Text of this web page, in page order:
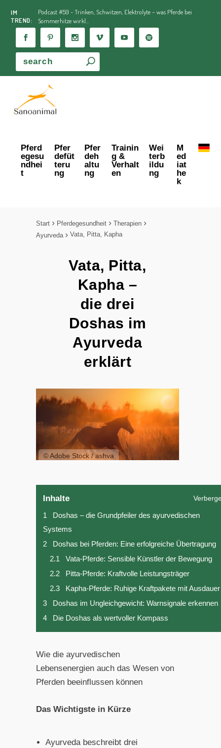
IM
TREND:
Podcast #59 - Trinken, Schwitzen, Elektrolyte – was Pferde bei
Sommerhitze wirkl...
Pferd
egesu
ndhei
t
Pfer
defüt
teru
ng
Pfer
deh
altu
ng
Trainin
g &
Verhalt
en
Wei
terb
ildu
ng
M
ed
iat
he
k
Start Pferdegesundheit
Therapien
Ayurveda
Vata, Pitta, Kapha
Vata, Pitta,
Kapha –
die drei
Doshas im
Ayurveda
erklärt
© Adobe Stock / ashva
Inhalte
1
Doshas – die Grundpfeiler des ayurvedischen
Systems
2
Doshas bei Pferden: Eine erfolgreiche Übertragung
2.1
Vata-Pferde: Sensible Künstler der Bewegung
2.2
Pitta-Pferde: Kraftvolle Leistungsträger
2.3
Kapha-Pferde: Ruhige Kraftpakete mit Ausdauer
3
Doshas im Ungleichgewicht: Warnsignale erkennen
4
Die Doshas als wertvoller Kompass
Wie die ayurvedischen
Lebensenergien auch das Wesen von
Pferden beeinflussen können
Das Wichtigste in Kürze
Ayurveda beschreibt drei